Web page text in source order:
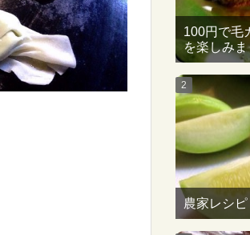
100円で毛
を楽しみま
農家レシ